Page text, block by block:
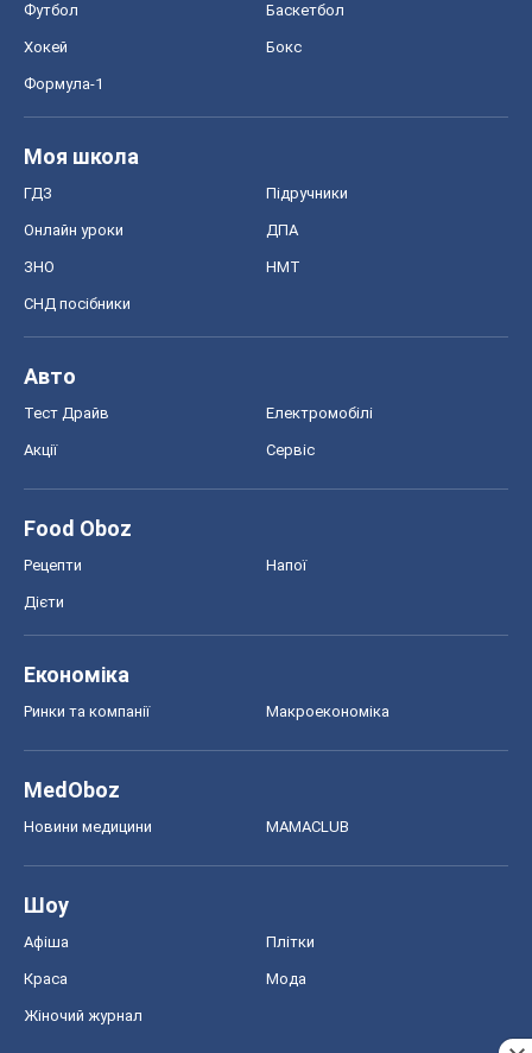
Футбол Баскетбол
Хокей Бокс
Формула-1
Моя школа
ГДЗ Підручники
Онлайн уроки ДПА
ЗНО НМТ
СНД посібники
Авто
Тест Драйв Електромобілі
Акції Сервіс
Food Oboz
Рецепти Напої
Дієти
Економіка
Ринки та компанії Макроекономіка
MedOboz
Новини медицини MAMACLUB
Шоу
Афіша Плітки
Краса Мода
Жіночий журнал